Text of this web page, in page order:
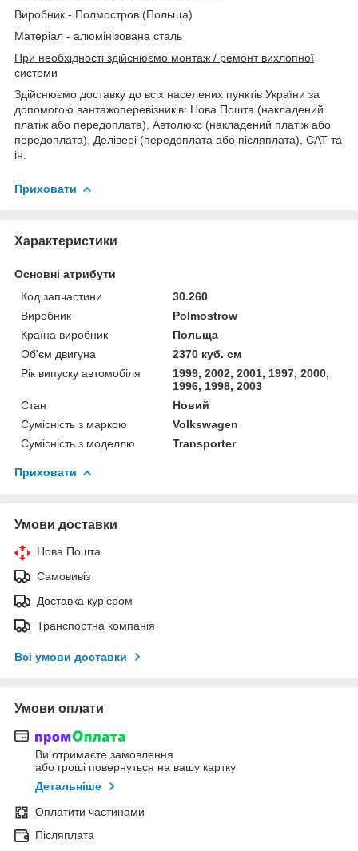
Виробник - Полмостров (Польща)
Матеріал - алюмінізована сталь
При необхідності здійснюємо монтаж / ремонт вихлопної
системи
Здійснюємо доставку до всіх населених пунктів України за
допомогою вантажоперевізників: Нова Пошта (накладений
платіж або передоплата), Автолюкс (накладений платіж або
передоплата), Делівері (передоплата або післяплата), САТ та
ін.
Приховати
Характеристики
Основні атрибути
Код запчастини
30.260
Виробник
Polmostrow
Країна виробник
Польща
Об'єм двигуна
2370 куб. см
Рік випуску автомобіля
1999, 2002, 2001, 1997, 2000,
1996, 1998, 2003
Стан
Новий
Сумісність з маркою
Volkswagen
Сумісність з моделлю
Transporter
Приховати
Умови доставки
Нова Пошта
Самовивіз
Доставка кур'єром
Транспортна компанія
Всі умови доставки
Умови оплати
Ви отримаєте замовлення
або гроші повернуться на вашу картку
Детальніше
Оплатити частинами
Післяплата